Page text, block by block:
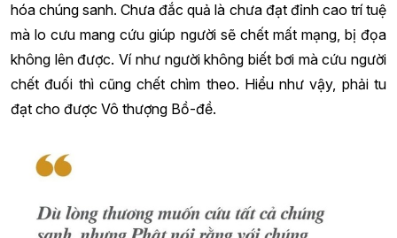
hóa chúng sanh. Chưa đắc quả là chưa đạt đỉnh cao trí tuệ
mà lo cưu mang cứu giúp người sẽ chết mất mạng, bị đọa
không lên được. Ví như người không biết bơi mà cứu người
chết đuối thì cũng chết chìm theo. Hiểu như vậy, phải tu
đạt cho được Vô thượng Bồ-đề.